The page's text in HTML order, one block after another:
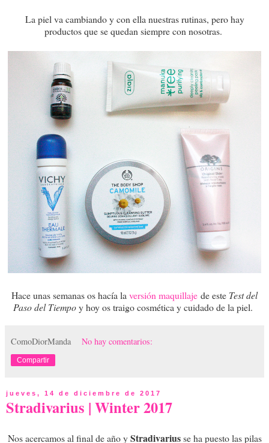
La piel va cambiando y con ella nuestras rutinas, pero hay
productos que se quedan siempre con nosotras.
Hace unas semanas os hacía la versión maquillaje de este Test del
Paso del Tiempoy hoy os traigo cosmética y cuidado de la piel.
ComoDiorManda No hay comentarios:
Compartir
jueves, 14 de diciembre de 2017
Stradivarius | Winter 2017
Nos acercamos al final de año yStradivariusse ha puesto las pilas